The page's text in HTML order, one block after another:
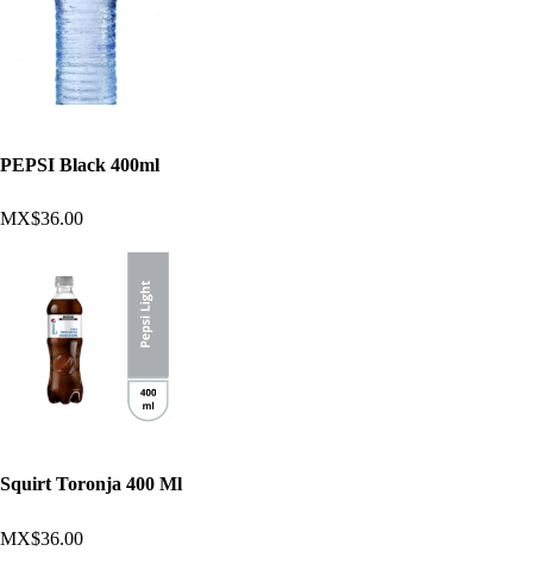
PEPSI Black 400ml
MX$36.00
Squirt Toronja 400 Ml
MX$36.00